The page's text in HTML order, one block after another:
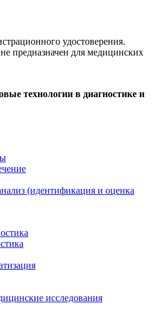
удостоверения.
предназначен для медицинских
технологии в диагностике и
(идентификация и оценка
исследования